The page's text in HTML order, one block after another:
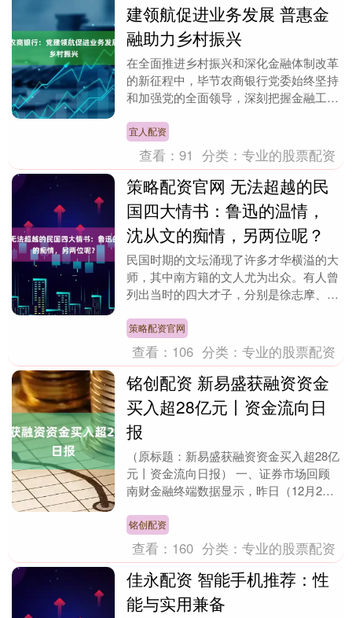
建领航促进业务发展 普惠金
融助力乡村振兴
在全面推进乡村振兴和深化金融体制改革
的新征程中，毕节农商银行党委始终坚持
和加强党的全面领导，深刻把握金融工作
牌为统领，紧密....
宜人配资
查看：91 分类：专业的股票配资
策略配资官网 无法超越的民
国四大情书：鲁迅的温情，
沈从文的痴情，另两位呢？
民国时期的文坛涌现了许多才华横溢的大
师，其中南方籍的文人尤为出众。有人曾
列出当时的四大才子，分别是徐志摩、郁
上造诣深厚，也在....
策略配资官网
查看： 106 分类：专业的股票配资
铭创配资 新易盛获融资资金
买入超28亿元丨资金流向日
报
（原标题：新易盛获融资资金买入超28亿
元丨资金流向日报） 一、证券市场回顾
南财金融终端数据显示，昨日（12月2
于389....
铭创配资
查看： 160 分类：专业的股票配资
佳永配资 智能手机推荐：性
能与实用兼备